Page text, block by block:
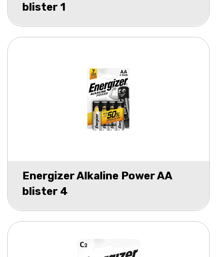
blister 1
Energizer Alkaline Power AA
blister 4